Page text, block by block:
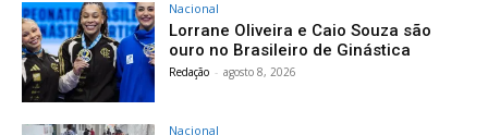
Nacional
Lorrane Oliveira e Caio Souza são
ouro no Brasileiro de Ginástica
Redação - agosto 8, 2026
Nacional